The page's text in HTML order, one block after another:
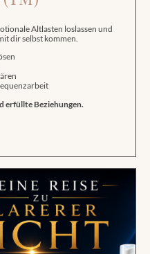
Altlasten loslassen und
dir selbst kommen.
erfüllte Beziehungen.